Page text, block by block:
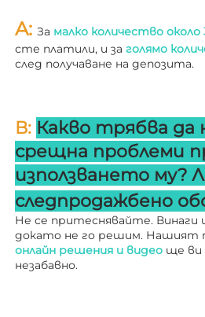
A: За малко количество около
сте платили, и за
след получаване на депозита.
В: Какво трябва да
срещна проблеми
използването му? Л
следпродажбено
Не се притеснявайте. Винаги
онлайн решения и видео ще ви
незабавно.